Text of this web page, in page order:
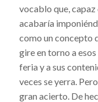
vocablo que,
acabaría
como un concepto
gire en torno a
feria y a sus
veces se yerra.
gran acierto. De